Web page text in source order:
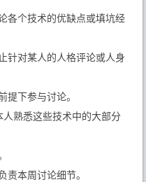
各个技术的优缺点或填坑经
针对某人的人格评论或人身
提下参与讨论。
熟悉这些技术中的大部分
责本周讨论细节。